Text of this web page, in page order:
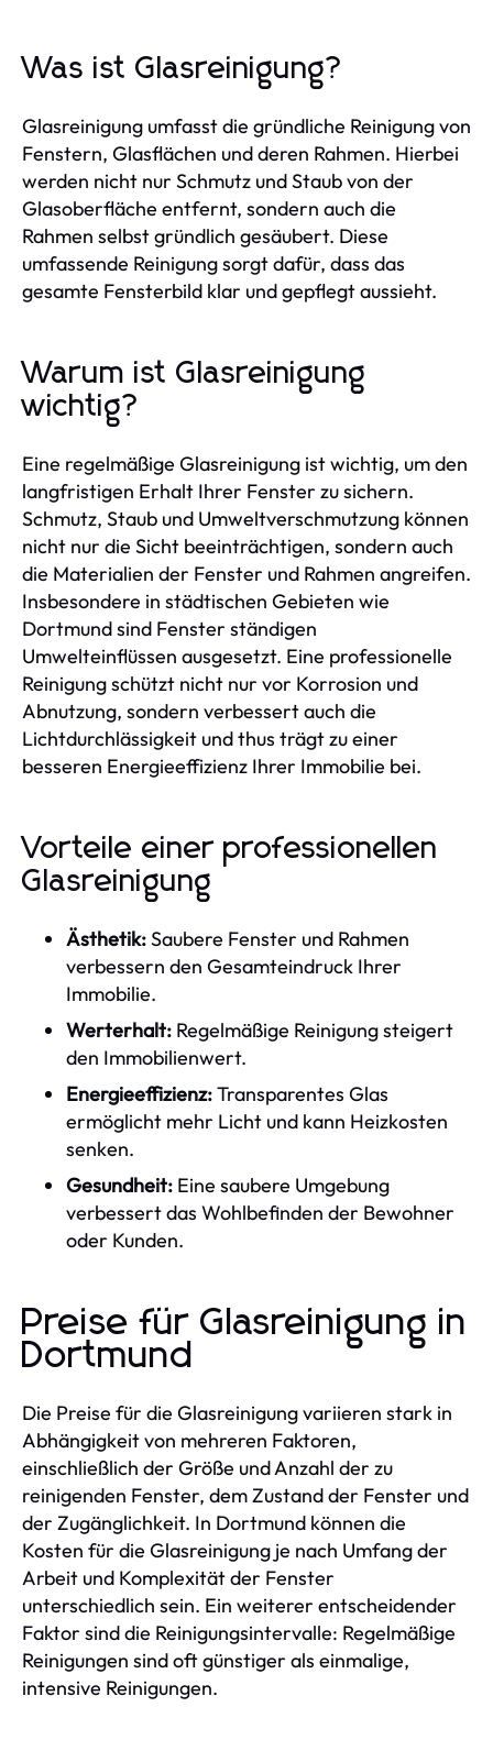
Was ist Glasreinigung?
Glasreinigung umfasst die gründliche Reinigung von
Fenstern, Glasflächen und deren Rahmen. Hierbei
werden nicht nur Schmutz und Staub von der
Glasoberfläche entfernt, sondern auch die
Rahmen selbst gründlich gesäubert. Diese
umfassende Reinigung sorgt dafür, dass das
gesamte Fensterbild klar und gepflegt aussieht.
Warum ist Glasreinigung
wichtig?
Eine regelmäßige Glasreinigung ist wichtig, um den
langfristigen Erhalt Ihrer Fenster zu sichern.
Schmutz, Staub und Umweltverschmutzung können
nicht nur die Sicht beeinträchtigen, sondern auch
die Materialien der Fenster und Rahmen angreifen.
Insbesondere in städtischen Gebieten wie
Dortmund sind Fenster ständigen
Umwelteinflüssen ausgesetzt. Eine professionelle
Reinigung schützt nicht nur vor Korrosion und
Abnutzung, sondern verbessert auch die
Lichtdurchlässigkeit und thus trägt zu einer
besseren Energieeffizienz Ihrer Immobilie bei.
Vorteile einer professionellen
Glasreinigung
Ästhetik:Saubere Fenster und Rahmen
verbessern den Gesamteindruck Ihrer
Immobilie.
Werterhalt: Regelmäßige Reinigung steigert
den Immobilienwert.
Energieeffizienz:Transparentes Glas
ermöglicht mehr Licht und kann Heizkosten
senken.
Gesundheit: Eine saubere Umgebung
verbessert das Wohlbefinden der Bewohner
oder Kunden.
Preise für Glasreinigung in
Dortmund
Die Preise für die Glasreinigung variieren stark in
Abhängigkeit von mehreren Faktoren,
einschließlich der Größe und Anzahl der zu
reinigenden Fenster, dem Zustand der Fenster und
der Zugänglichkeit. In Dortmund können die
Kosten für die Glasreinigung je nach Umfang der
Arbeit und Komplexität der Fenster
unterschiedlich sein. Ein weiterer entscheidender
Faktor sind die Reinigungsintervalle: Regelmäßige
Reinigungen sind oft günstiger als einmalige,
intensive Reinigungen.